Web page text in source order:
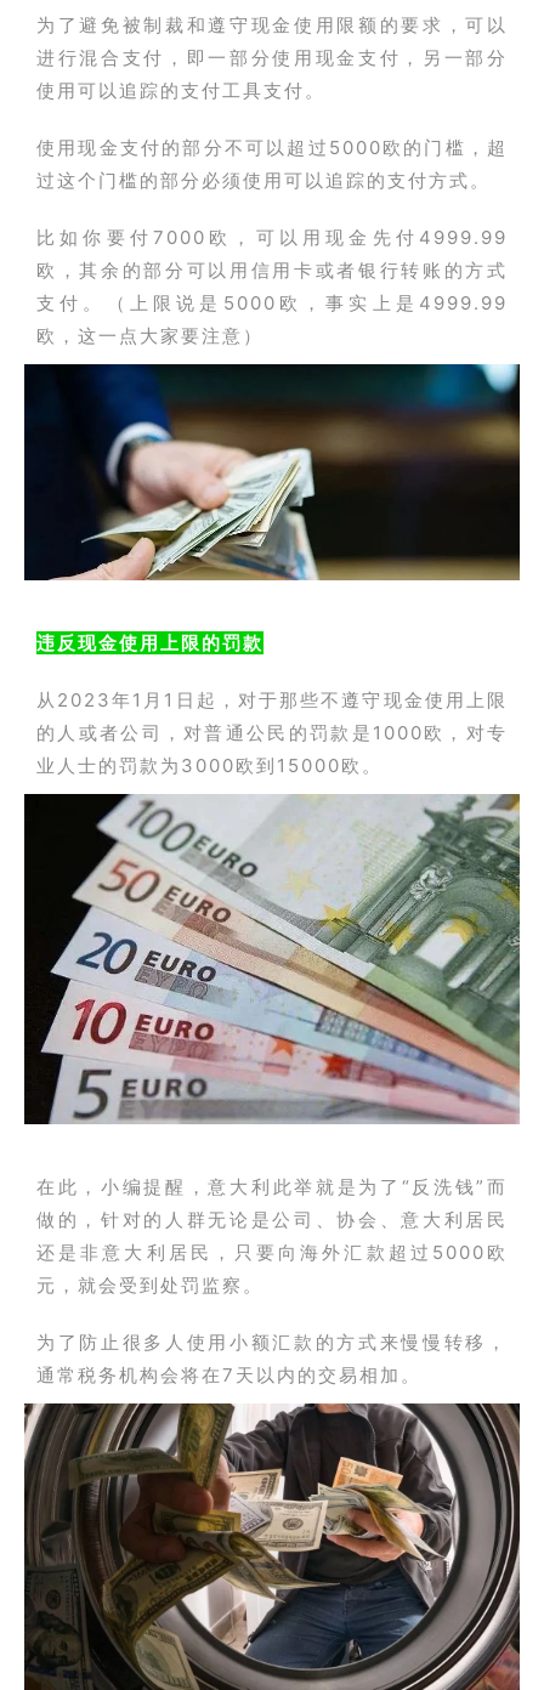
为了避免被制裁和遵守现金使用限额的要求，可以
进行混合支付，即一部分使用现金支付，另一部分
使用可以追踪的支付工具支付。
使用现金支付的部分不可以超过5000欧的门槛，超
过这个门槛的部分必须使用可以追踪的支付方式。
比如你要付7000欧，可以用现金先付4999.99
欧，其余的部分可以用信用卡或者银行转账的方式
支付。（上限说是5000欧，事实上是4999.99
欧，这一点大家要注意）
违反现金使用上限的罚款
从2023年1月1日起，对于那些不遵守现金使用上限
的人或者公司，对普通公民的罚款是1000欧，对专
业人士的罚款为3000欧到15000欧。
在此，小编提醒，意大利此举就是为了“反洗钱”而
做的，针对的人群无论是公司、协会、意大利居民
还是非意大利居民，只要向海外汇款超过5000欧
元，就会受到处罚监察。
为了防止很多人使用小额汇款的方式来慢慢转移，
通常税务机构会将在7天以内的交易相加。